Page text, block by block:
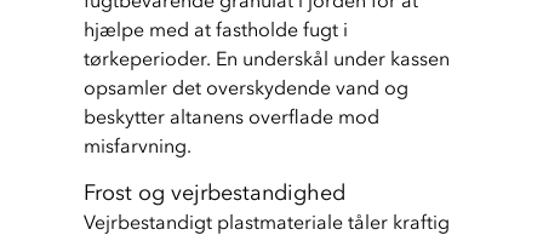
hjælpe med at fastholde fugt i
tørkeperioder. En underskål under kassen
opsamler det overskydende vand og
beskytter altanens overflade mod
misfarvning.
Frost og vejrbestandighed
Vejrbestandigt plastmateriale tåler kraftig